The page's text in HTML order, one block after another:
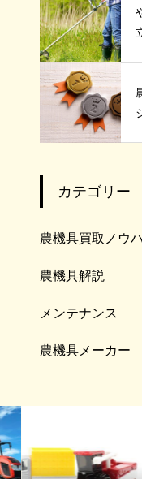
カテゴリー
農機具買取ノウ
農機具解説
メンテナンス
農機具メーカー